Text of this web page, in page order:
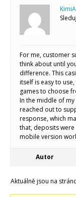
For me, customer
think about until
difference. This
itself is easy to
games to choose
In the middle of
reached out to
response, which
that, deposits
mobile version
Autor
Aktuálně jsou na